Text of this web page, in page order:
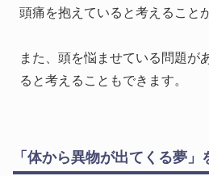
頭痛を抱えていると考えること
また、頭を悩ませている問題が
ると考えることもできます。
「体から異物が出てくる夢